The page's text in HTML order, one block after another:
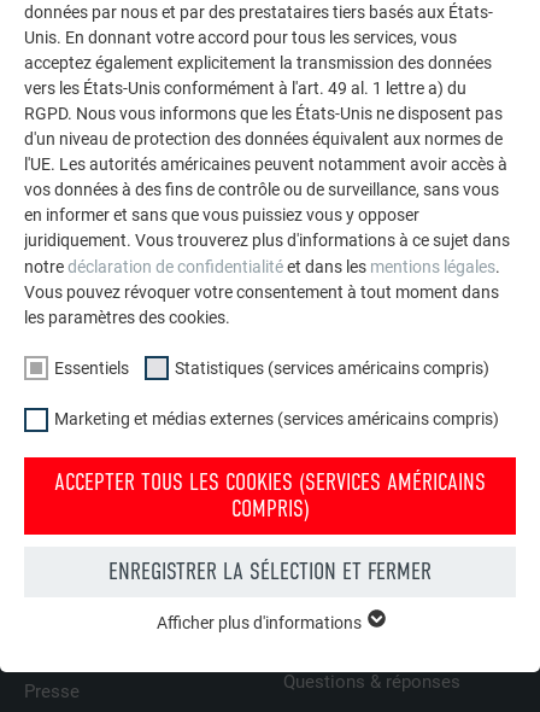
Siding/Siding.X vertical - Vidéos de formation
LIRE LA SUITE
L’ENTREPRISE FAMILIALE | PREFA
Presse
NOUS VOUS OFFRONS NOTRE AIDE
Trouver un artisan près de
Questions & réponses
données par nous et par des prestataires tiers basés aux États-
Unis. En donnant votre accord pour tous les services, vous
acceptez également explicitement la transmission des données
vers les États-Unis conformément à l'art. 49 al. 1 lettre a) du
RGPD. Nous vous informons que les États-Unis ne disposent pas
d'un niveau de protection des données équivalent aux normes de
l'UE. Les autorités américaines peuvent notamment avoir accès à
vos données à des fins de contrôle ou de surveillance, sans vous
en informer et sans que vous puissiez vous y opposer
juridiquement. Vous trouverez plus d'informations à ce sujet dans
notredéclaration de confidentialitéet dans les mentions légales.
Vous pouvez révoquer votre consentement à tout moment dans
les paramètres des cookies.
Essentiels Statistiques (services américains compris)
Marketing et médias externes (services américains compris)
ACCEPTER TOUS LES COOKIES (SERVICES AMÉRICAINS
COMPRIS)
ENREGISTRER LA SÉLECTION ET FERMER
fonctions de base du site Internet. Ils garantissent que le site
Afficher plus d'informations